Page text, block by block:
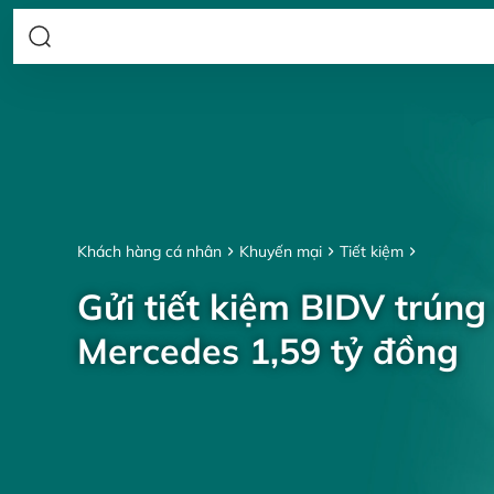
Khách hàng cá nhân Khuyến mại Tiết kiệm
Gửi tiết kiệm BIDV
Mercedes 1,59 tỷ đồng